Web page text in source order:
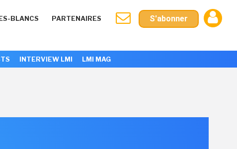
BLANCS PARTENAIRES S'abonner
INTERVIEW LMI LMI MAG